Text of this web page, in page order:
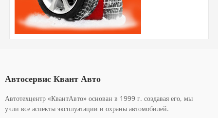
Автосервис Квант Авто
Автотехцентр «КвантАвто» основан в 1999 г. создавая его, мы
учли все аспекты эксплуатации и охраны автомобилей.